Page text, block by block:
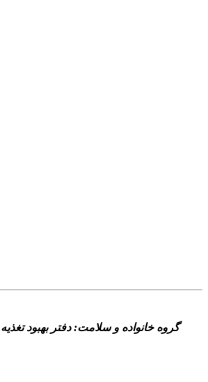
گروه خانواده و سلامت: دفتر بهبود